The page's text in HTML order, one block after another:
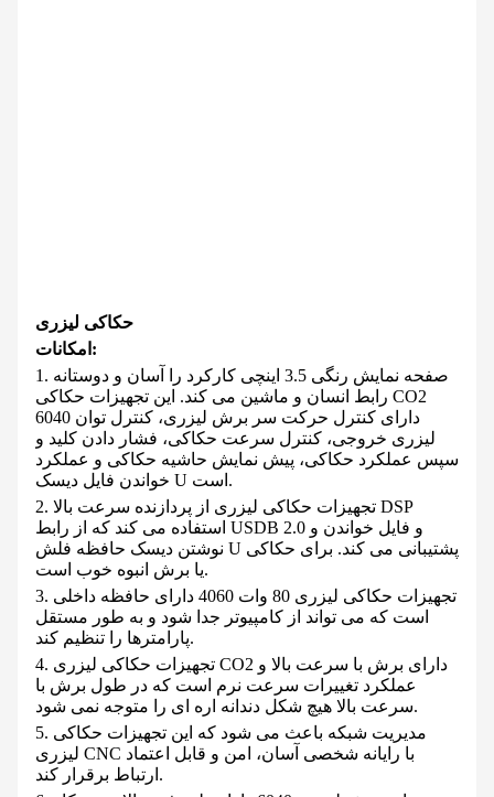
حکاکی لیزری
امکانات:
1. صفحه نمایش رنگی 3.5 اینچی کارکرد را آسان و دوستانه
رابط انسان و ماشین می کند. این تجهیزات حکاکی CO2
6040 دارای کنترل حرکت سر برش لیزری، کنترل توان
لیزری خروجی، کنترل سرعت حکاکی، فشار دادن کلید و
سپس عملکرد حکاکی، پیش نمایش حاشیه حکاکی و عملکرد
خواندن فایل دیسک U است.
2. تجهیزات حکاکی لیزری از پردازنده سرعت بالا DSP
استفاده می کند که از رابط USDB 2.0 و فایل خواندن و
نوشتن دیسک حافظه فلش U پشتیبانی می کند. برای حکاکی
یا برش انبوه خوب است.
3. تجهیزات حکاکی لیزری 80 وات 4060 دارای حافظه داخلی
است که می تواند از کامپیوتر جدا شود و به طور مستقل
پارامترها را تنظیم کند.
4. تجهیزات حکاکی لیزری CO2 دارای برش با سرعت بالا و
عملکرد تغییرات سرعت نرم است که در طول برش با
سرعت بالا هیچ شکل دندانه اره ای را متوجه نمی شود.
5. مدیریت شبکه باعث می شود که این تجهیزات حکاکی
لیزری CNC با رایانه شخصی آسان، امن و قابل اعتماد
ارتباط برقرار کند.